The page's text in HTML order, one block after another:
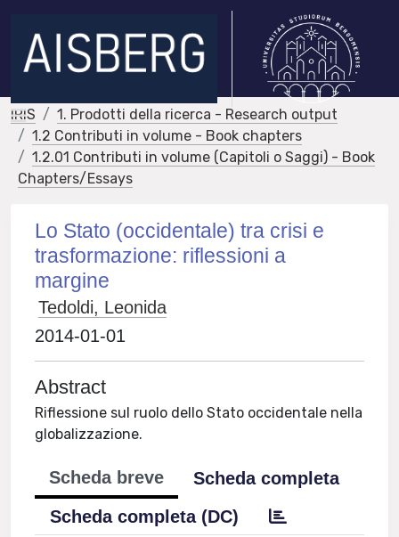
IRIS
1. Prodotti della ricerca - Research output
1.2 Contributi in volume - Book chapters
1.2.01 Contributi in volume (Capitoli o Saggi) - Book
Chapters/Essays
Lo Stato (occidentale) tra crisi e
trasformazione: riflessioni a
margine
Tedoldi, Leonida
2014-01-01
Abstract
Riflessione sul ruolo dello Stato occidentale nella
globalizzazione.
Scheda breve
Scheda completa
Scheda completa (DC)